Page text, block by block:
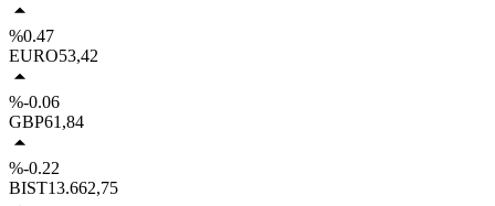
%0.47
EURO53,42
%-0.06
GBP61,84
%-0.22
BIST13.662,75